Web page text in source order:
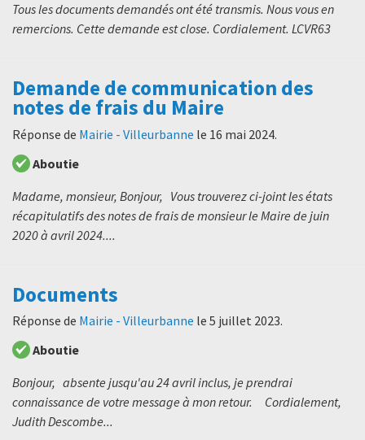
Tous les documents demandés ont été transmis. Nous vous en
remercions. Cette demande est close. Cordialement. LCVR63
Demande de communication des
notes de frais du Maire
Réponse de Mairie - Villeurbanne le 16 mai 2024.
Aboutie
Madame, monsieur, Bonjour, Vous trouverez ci-joint les états
récapitulatifs des notes de frais de monsieur le Maire de juin
2020 à avril 2024....
Documents
Réponse de Mairie - Villeurbanne le 5 juillet 2023.
Aboutie
Bonjour, absente jusqu'au 24 avril inclus, je prendrai
connaissance de votre message à mon retour. Cordialement,
Judith Descombe...